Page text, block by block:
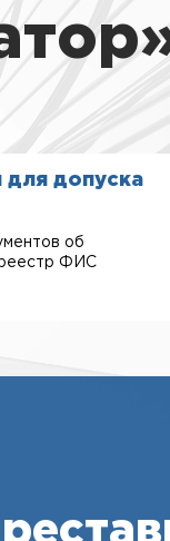
допуска
об
реестр ФИС